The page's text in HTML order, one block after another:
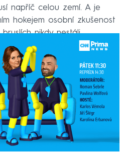
napříč celou zemí. A je
hokejem osobní zkušenost
nikdy nestáli.